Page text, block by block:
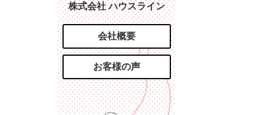
株式会社 ハウスライン
会社概要
お客様の声